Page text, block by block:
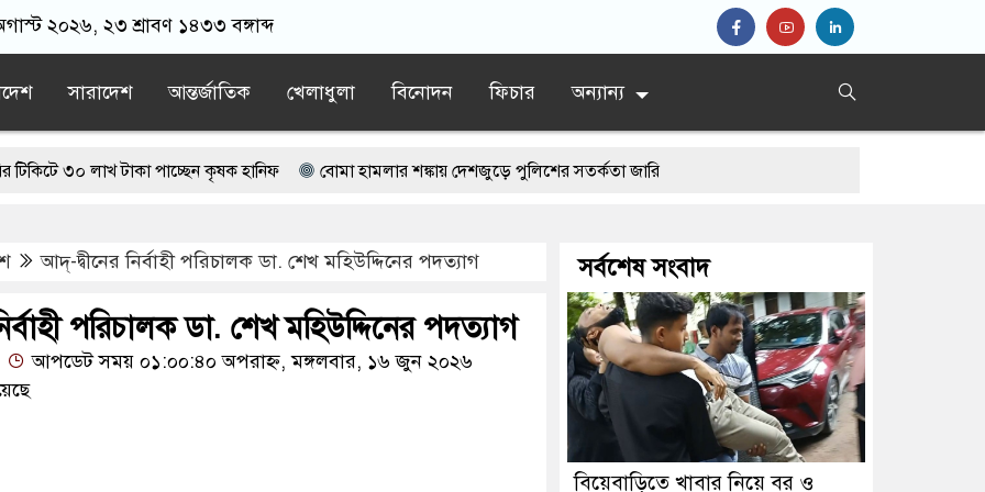
২০২৬, ২৩ শ্রাবণ ১৪৩৩ বঙ্গাব্দ
সারাদেশ আন্তর্জাতিক খেলাধুলা বিনোদন ফিচার অন্যান্য
লাখ টাকা পাচ্ছেন কৃষক হানিফ বোমা হামলার শঙ্কায় দেশজুড়ে পুলিশের সতর্কতা জারি
জামায়াত বহিষ্কাকৃত গাজী নজরুলের ১২ অনুসারী
বর্তমান সরকার: নাহিদ ইসলাম
আদ্-দ্বীনের নির্বাহী পরিচালক ডা. শেখ মহিউদ্দিনের পদত্যাগ
পরিচালক ডা. শেখ মহিউদ্দিনের পদত্যাগ
আপডেট সময় ০১:০০:৪০ অপরাহ্ন, মঙ্গলবার, ১৬ জুন ২০২৬
সর্বশেষ সংবাদ
বিয়েবাড়িতে খাবার নিয়ে বর ও